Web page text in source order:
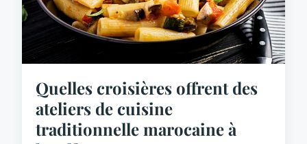
Quelles croisières offrent des
ateliers de cuisine
traditionnelle marocaine à